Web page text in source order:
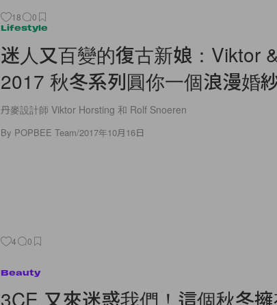
18 0
Lifestyle
迷人又百變的復古新娘：Viktor
2017 秋冬系列圓你一個浪漫婚
丹麥設計師 Viktor Horsting 和 Rolf Snoeren
By POPBEE Team/2017年10月16日
4 0
Beauty
3CE 又來迷惑我們！這個秋冬